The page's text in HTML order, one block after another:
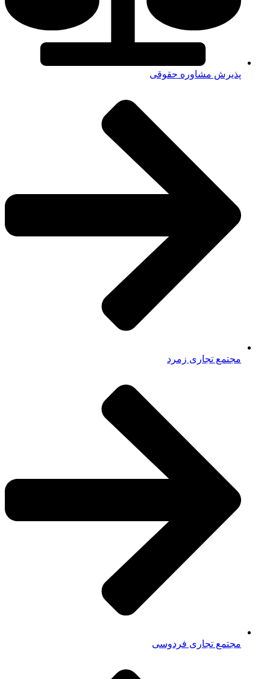
پذیرش مشاوره حقوقی
مجتمع تجاری زمرد
مجتمع تجاری فردوسی